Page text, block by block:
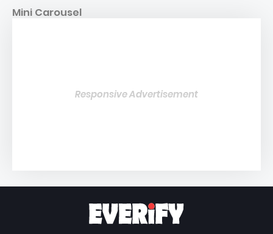
Mini Carousel
Responsive Advertisement